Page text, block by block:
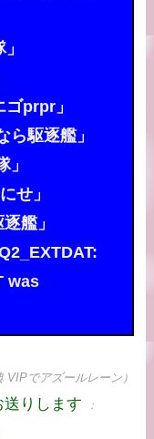
」
逐艦」
」
」
was
VIPでアズールレーン）
りします ：